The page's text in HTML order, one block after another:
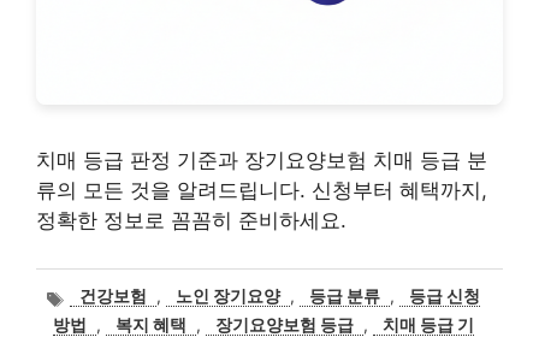
치매 등급 판정 기준과 장기요양보험 치매 등급 분
류의 모든 것을 알려드립니다. 신청부터 혜택까지,
정확한 정보로 꼼꼼히 준비하세요.
태
그
건강보험 , 노인 장기요양 , 등급 분류 ,
등급 신청
방법
, 복지 혜택 , 장기요양보험 등급 ,
치매 등급 기